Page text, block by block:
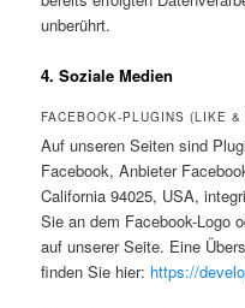
unberührt.
4. Soziale Medien
FACEBOOK-PLUGINS (LIKE &
Auf unseren Seiten sind
Facebook, Anbieter
California 94025, USA,
Sie an dem Facebook-Logo
auf unserer Seite. Eine
finden Sie hier: https://